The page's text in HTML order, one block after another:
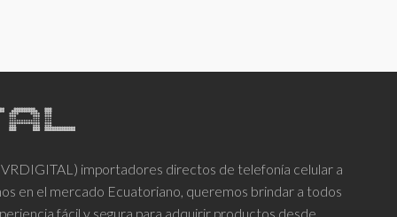
importadores directos de telefonía celular a
en el mercado Ecuatoriano, queremos brindar a todos
fácil y segura para adquirir productos desde